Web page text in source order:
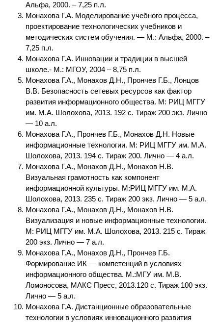
Альфа, 2000. – 7,25 п.л.
Монахова Г.А. Моделирование учебного процесса,
проектирование технологических учебников и
методических систем обучения. — М.: Альфа, 2000. –
7,25 п.л.
Монахова Г.А. Инновации и традиции в высшей
школе.- М.: МГОУ, 2004 – 8,75 п.л.
Монахова Г.А., Монахов Д.Н., Прончев Г.Б., Лонцов
В.В. Безопасность сетевых ресурсов как фактор
развития информационного общества. М: РИЦ МГГУ
им. М.А. Шолохова, 2013. 192 с. Тираж 200 экз. Лично
— 10 а.л.
Монахова Г.А., Прончев Г.Б., Монахов Д.Н. Новые
информационные технологии. М: РИЦ МГГУ им. М.А.
Шолохова, 2013. 194 с. Тираж 200. Лично — 4 а.л.
Монахова Г.А., Монахов Д.Н., Монахов Н.В.
Визуальная грамотность как компонент
информационной культуры. М:РИЦ МГГУ им. М.А.
Шолохова, 2013. 235 с. Тираж 200 экз. Лично — 5 а.л.
Монахова Г.А., Монахов Д.Н., Монахов Н.В.
Визуализация и новые информационные технологии.
М: РИЦ МГГУ им. М.А. Шолохова, 2013. 215 с. Тираж
200 экз. Лично — 7 а.л.
Монахова Г.А., Монахов Д.Н., Прончев Г.Б.
Формирование ИК — компетенций в условиях
информационного общества. М.:МГУ им. М.В.
Ломоносова, МАКС Пресс, 2013.120 с. Тираж 100 экз.
Лично — 5 а.л.
Монахова Г.А. Дистанционные образовательные
технологии в условиях инновационного развития